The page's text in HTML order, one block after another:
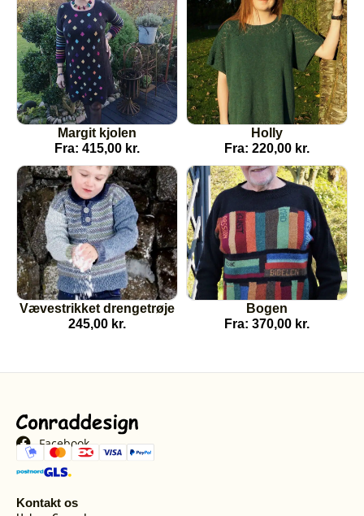
Margit kjolen
Fra: 415,00 kr.
Holly
Fra: 220,00 kr.
Vævestrikket drengetrøje
245,00 kr.
Bogen
Fra: 370,00 kr.
Facebook
Kontakt os